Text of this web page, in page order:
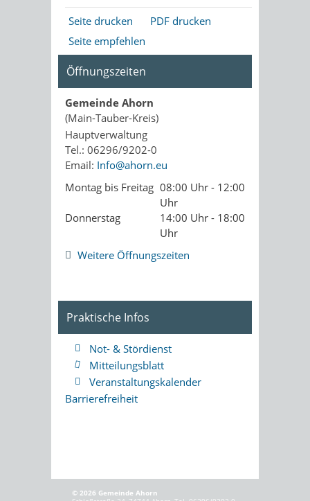
Seite drucken
PDF drucken
Seite empfehlen
Öffnungszeiten
Gemeinde Ahorn
(Main-Tauber-Kreis)
Hauptverwaltung
Tel.: 06296/9202-0
Email: Info@ahorn.eu
Montag bis Freitag 08:00 Uhr - 12:00
Uhr
Donnerstag
14:00 Uhr - 18:00
Uhr
Weitere Öffnungszeiten
Praktische Infos
Not- & Stördienst
Mitteilungsblatt
Veranstaltungskalender
Barrierefreiheit
© 2026 Gemeinde Ahorn